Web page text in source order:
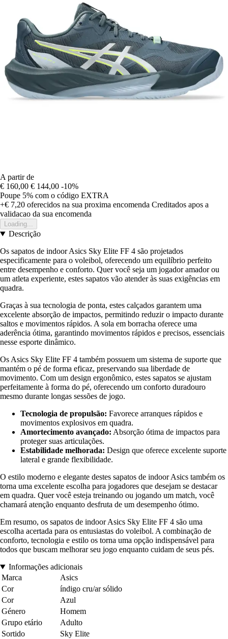
A partir de
€ 160,00 € 144,00 -10%
Poupe 5% com o código EXTRA
+€ 7,20 oferecidos na sua proxima encomenda Creditados apos a
validacao da sua encomenda
Loading...
Descrição
Os sapatos de indoor Asics Sky Elite FF 4 são projetados
especificamente para o voleibol, oferecendo um equilíbrio perfeito
entre desempenho e conforto. Quer você seja um jogador amador ou
um atleta experiente, estes sapatos vão atender às suas exigências em
quadra.
Graças à sua tecnologia de ponta, estes calçados garantem uma
excelente absorção de impactos, permitindo reduzir o impacto durante
saltos e movimentos rápidos. A sola em borracha oferece uma
aderência ótima, garantindo movimentos rápidos e precisos, essenciais
nesse esporte dinâmico.
Os Asics Sky Elite FF 4 também possuem um sistema de suporte que
mantém o pé de forma eficaz, preservando sua liberdade de
movimento. Com um design ergonômico, estes sapatos se ajustam
perfeitamente à forma do pé, oferecendo um conforto duradouro
mesmo durante longas sessões de jogo.
Tecnologia de propulsão: Favorece arranques rápidos e
movimentos explosivos em quadra.
Amortecimento avançado: Absorção ótima de impactos para
proteger suas articulações.
Estabilidade melhorada: Design que oferece excelente suporte
lateral e grande flexibilidade.
O estilo moderno e elegante destes sapatos de indoor Asics também os
torna uma excelente escolha para jogadores que desejam se destacar
em quadra. Quer você esteja treinando ou jogando um match, você
chamará atenção enquanto desfruta de um desempenho ótimo.
Em resumo, os sapatos de indoor Asics Sky Elite FF 4 são uma
escolha acertada para os entusiastas do voleibol. A combinação de
conforto, tecnologia e estilo os torna uma opção indispensável para
todos que buscam melhorar seu jogo enquanto cuidam de seus pés.
Informações adicionais
Marca
Asics
Cor
índigo cru/ar sólido
Cor
Azul
Género
Homem
Grupo etário
Adulto
Sortido
Sky Elite